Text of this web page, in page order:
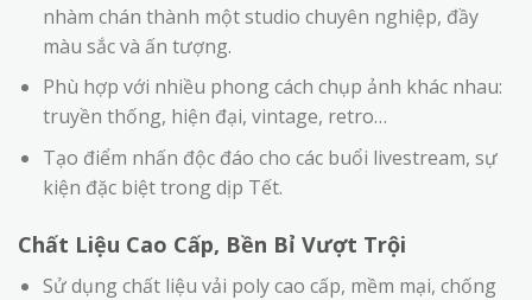
nhàm chán thành một studio chuyên nghiệp, đầy
màu sắc và ấn tượng.
Phù hợp với nhiều phong cách chụp ảnh khác nhau:
truyền thống, hiện đại, vintage, retro…
Tạo điểm nhấn độc đáo cho các buổi livestream, sự
kiện đặc biệt trong dịp Tết.
Chất Liệu Cao Cấp, Bền Bỉ Vượt Trội
Sử dụng chất liệu vải poly cao cấp, mềm mại, chống